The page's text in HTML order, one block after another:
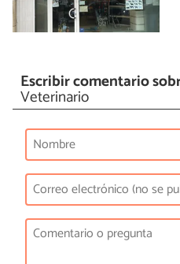
Escribir comentario
Veterinario